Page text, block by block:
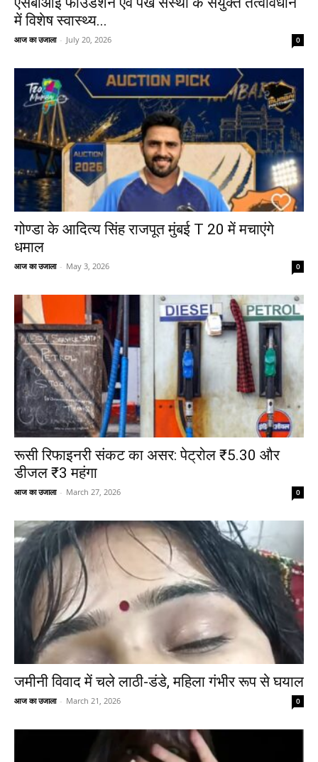
में विशेष स्वास्थ्य...
आज का उजाला - July 20, 2026 0
गोण्डा के आदित्य सिंह राजपूत मुंबई T 20 में मचाएंगे
धमाल
आज का उजाला - May 3, 2026 0
रूसी रिफाइनरी संकट का असर: पेट्रोल ₹5.30 और
डीजल ₹3 महंगा
आज का उजाला - March 27, 2026 0
जमीनी विवाद में चले लाठी-डंडे, महिला गंभीर रूप से घयाल
आज का उजाला - March 21, 2026 0